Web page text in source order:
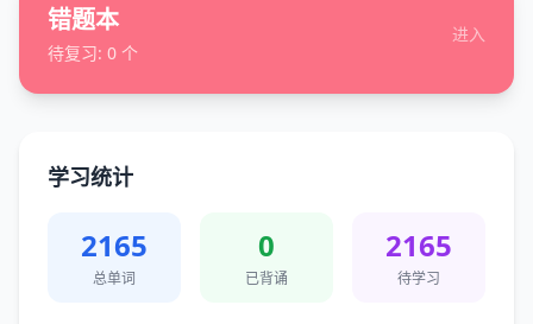
错题本
待复习: 0 个
进入
学习统计
2165
总单词
0
已背诵
2165
待学习